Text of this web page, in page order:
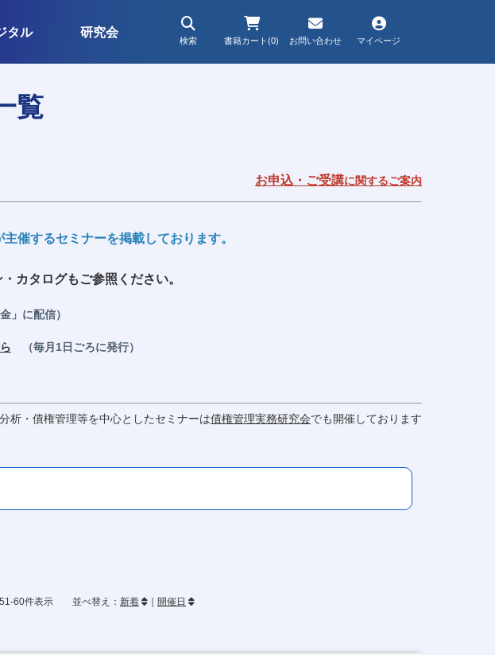
検索 書籍カート(0) お問い合わせ マイページ
タル 研究会
覧
お申込・ご受講に関するご案内
催するセミナーを掲載しております。
カタログもご参照ください。
」に配信）
（毎月1日ごろに発行）
析・債権管理等を中心としたセミナーは債権管理実務研究会でも開催しております
60件表示 並べ替え： 新着 ｜ 開催日